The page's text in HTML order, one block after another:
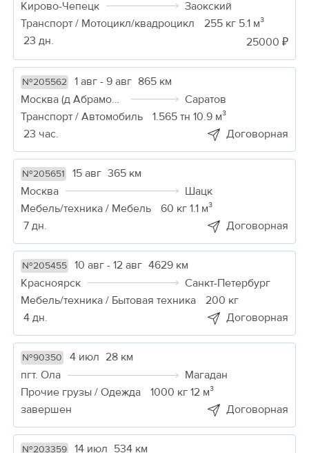
Кирово-Чепецк
Заокский
Транспорт / Мотоцикл/квадроцикл
255 кг 5.1 м³
23 дн.
25000 ₽
№205562 1 авг - 9 авг 865 км
Москва (д Абрамовка)
Саратов
Транспорт / Автомобиль
1.565 тн 10.9 м³
23 час.
Договорная
№205651 15 авг 365 км
Москва
Шацк
Мебель/техника / Мебель
60 кг 1.1 м³
7 дн.
Договорная
№205455 10 авг - 12 авг 4629 км
Красноярск
Санкт-Петербург
Мебель/техника / Бытовая техника
200 кг
4 дн.
Договорная
№90350 4 июл 28 км
пгт. Ола
Магадан
Прочие грузы / Одежда
1000 кг 12 м³
завершен
Договорная
№203359 14 июл 534 км